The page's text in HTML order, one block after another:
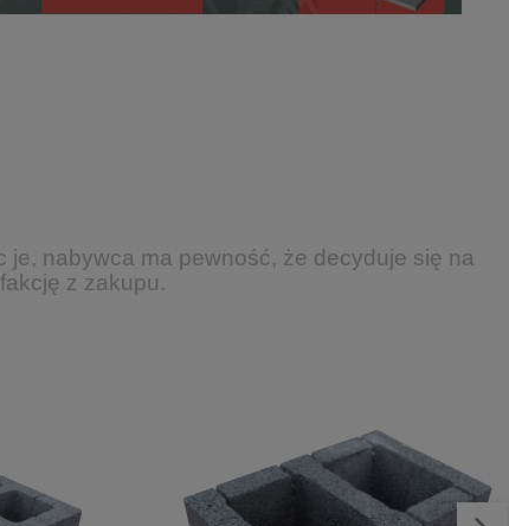
nabywca ma pewność, że decyduje się na
z zakupu.